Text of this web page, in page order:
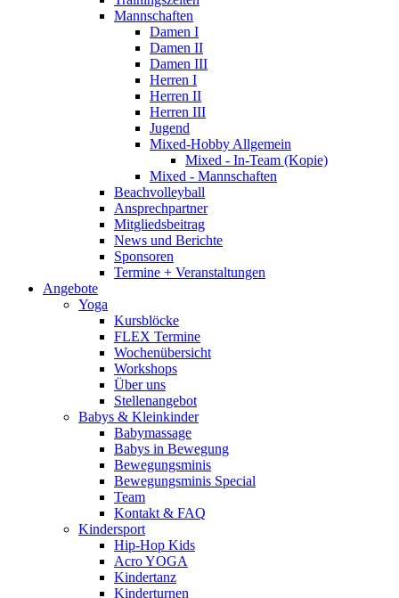
Mannschaften
Damen I
Damen II
Damen III
Herren I
Herren II
Herren III
Jugend
Mixed-Hobby Allgemein
Mixed - In-Team (Kopie)
Mixed - Mannschaften
Beachvolleyball
Ansprechpartner
Mitgliedsbeitrag
News und Berichte
Sponsoren
Termine + Veranstaltungen
Angebote
Yoga
Kursblöcke
FLEX Termine
Wochenübersicht
Workshops
Über uns
Stellenangebot
Babys & Kleinkinder
Babymassage
Babys in Bewegung
Bewegungsminis
Bewegungsminis Special
Team
Kontakt & FAQ
Kindersport
Hip-Hop Kids
Acro YOGA
Kindertanz
Kinderturnen